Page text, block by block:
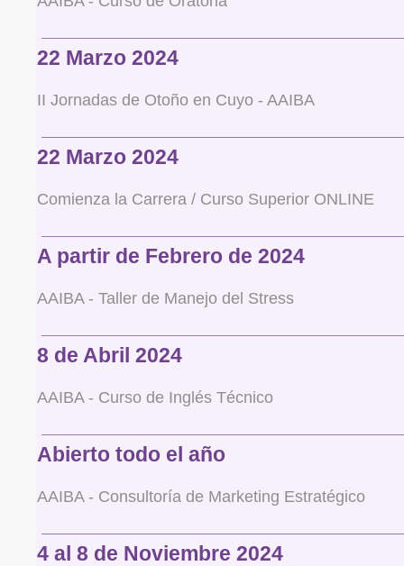
22 Marzo 2024
II Jornadas de Otoño en Cuyo - AAIBA
22 Marzo 2024
Comienza la Carrera / Curso Superior ONLINE
A partir de Febrero de 2024
AAIBA - Taller de Manejo del Stress
8 de Abril 2024
AAIBA - Curso de Inglés Técnico
Abierto todo el año
AAIBA - Consultoría de Marketing Estratégico
4 al 8 de Noviembre 2024